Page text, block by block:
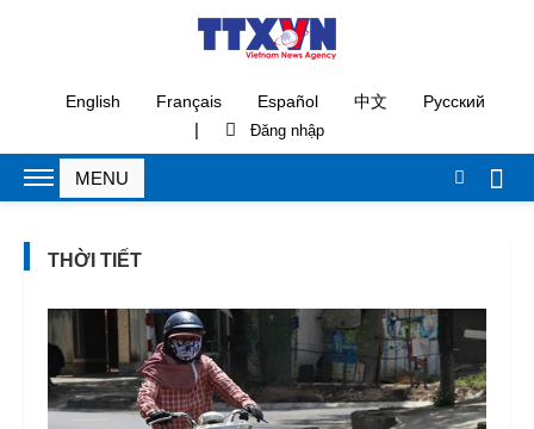
English Français Español 中文 Русский
|
THỜI TIẾT